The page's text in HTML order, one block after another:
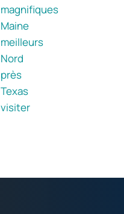
magnifiques
Maine
meilleurs
Nord
près
Texas
visiter